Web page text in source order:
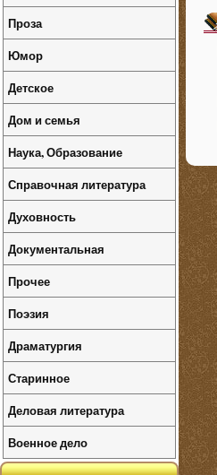
Проза
Юмор
Детское
Дом и семья
Наука, Образование
Справочная литература
Духовность
Документальная
Прочее
Поэзия
Драматургия
Старинное
Деловая литература
Военное дело